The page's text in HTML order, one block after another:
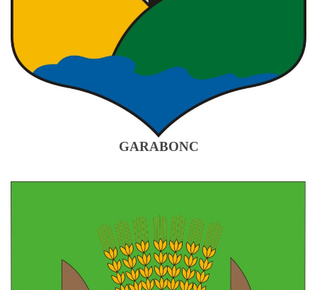
GARABONC